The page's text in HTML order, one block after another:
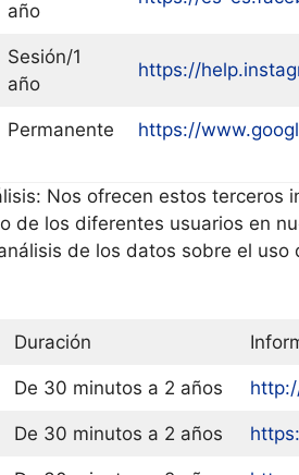
año
Sesión/1
año
https://
Permanente https://
Nos ofrecen estos terceros
de los diferentes usuarios en
de los datos sobre el
Duración
De 30 minutos a 2 años
De 30 minutos a 2 años